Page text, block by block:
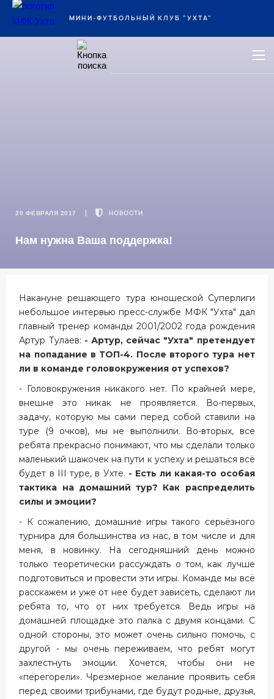
Ухта МИНИ-ФУТБОЛЬНЫЙ КЛУБ "УХТА"
20 ФЕВРАЛЯ 2017 НОВОСТИ
Нам нужна Ваша поддержка!
Накануне решающего тура юношеской Суперлиги
небольшое интервью пресс-службе МФК "Ухта" дал
главный тренер команды 2001/2002 года рождения
Артур Тулаев: - Артур, сейчас "Ухта" претендует
на попадание в ТОП-4. После второго тура нет
ли в команде головокружения от успехов?
- Головокружения никакого нет. По крайней мере,
внешне это никак не проявляется. Во-первых,
задачу, которую мы сами перед собой ставили на
туре (9 очков), мы не выполнили. Во-вторых, все
ребята прекрасно понимают, что мы сделали только
маленький шажочек на пути к успеху и решаться всё
будет в III туре, в Ухте. - Есть ли какая-то особая
тактика на домашний тур? Как распределить
силы и эмоции?
- К сожалению, домашние игры такого серьёзного
турнира для большинства из нас, в том числе и для
меня, в новинку. На сегодняшний день можно
только теоретически рассуждать о том, как лучше
подготовиться и провести эти игры. Команде мы всё
расскажем и уже от нее будет зависеть, сделают ли
ребята то, что от них требуется. Ведь игры на
домашней площадке это палка с двумя концами. С
одной стороны, это может очень сильно помочь, с
другой - мы очень переживаем, что ребят могут
захлестнуть эмоции. Хочется, чтобы они не
«перегорели». Чрезмерное желание проявить себя
перед своими трибунами, где будут родные, друзья,